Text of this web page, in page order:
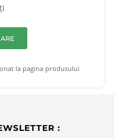
la pagina produsului
: